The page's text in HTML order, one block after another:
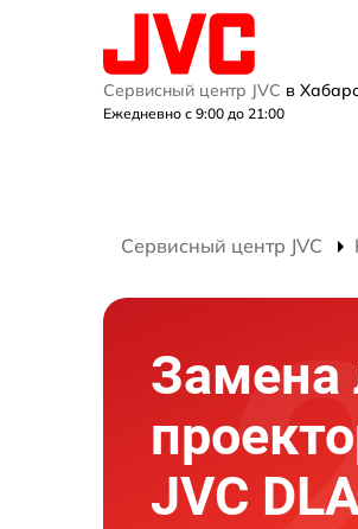
Сервисный центр JVC в
Ежедневно с 9:00 до 21:00
Сервисный центр JVC
JVC